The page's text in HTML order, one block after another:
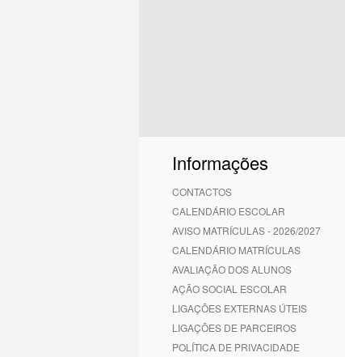
Informações
CONTACTOS
CALENDÁRIO ESCOLAR
AVISO MATRÍCULAS - 2026/2027
CALENDÁRIO MATRÍCULAS
AVALIAÇÃO DOS ALUNOS
AÇÃO SOCIAL ESCOLAR
LIGAÇÕES EXTERNAS ÚTEIS
LIGAÇÕES DE PARCEIROS
POLÍTICA DE PRIVACIDADE